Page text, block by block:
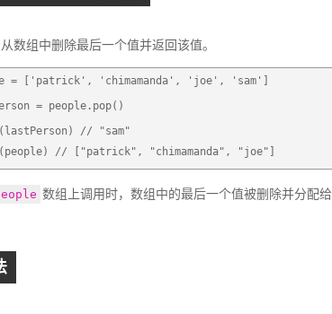
数组中删除最后一个值并返回该值。
= ['patrick', 'chimamanda', 'joe', 'sam']
= people.pop()
// "sam"
// ["patrick", "chimamanda", "joe"]
数组上调用时，数组中的最后一个值被删除并分配给